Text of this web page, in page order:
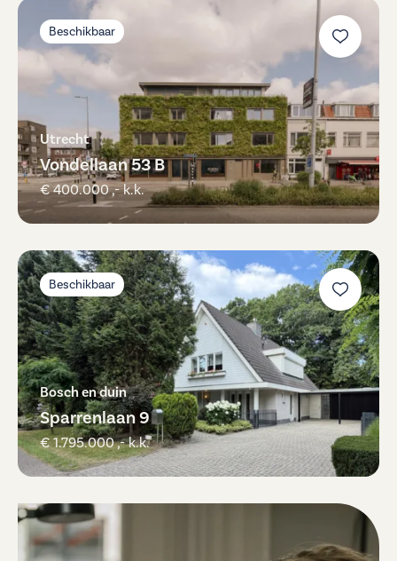
Beschikbaar
Utrecht
Vondellaan 53 B
€ 400.000 ,- k.k.
Beschikbaar
Bosch en duin
Sparrenlaan 9
€ 1.795.000 ,- k.k.